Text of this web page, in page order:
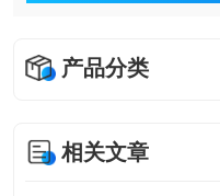
产品分类
相关文章